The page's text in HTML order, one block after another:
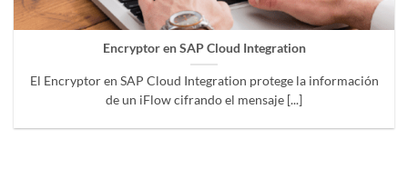
Encryptor en SAP Cloud Integration
El Encryptor en SAP Cloud Integration protege la información
de un iFlow cifrando el mensaje [...]